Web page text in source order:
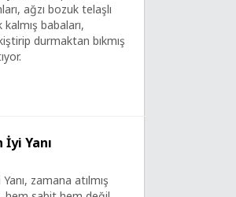
ağzı bozuk telaşlı
babaları,
durmaktan bıkmış
Yanı
zamana atılmış